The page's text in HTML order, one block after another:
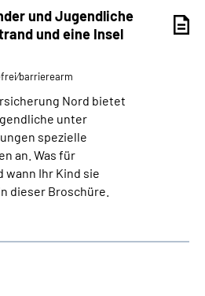
und Jugendliche
und eine Insel
Nord bietet
unter
spezielle
an. Was für
wann Ihr Kind sie
dieser Broschüre.